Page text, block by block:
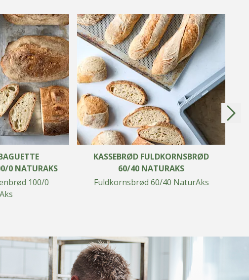
0 NATURAKS
100/0
KASSEBRØD FULDKORNSBRØD
60/40 NATURAKS
Fuldkornsbrød 60/40 NaturAks